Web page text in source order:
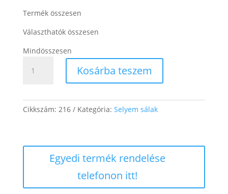
Termék összesen
Választhatók összesen
Mindösszesen
mennyiség
Kosárba teszem
Cikkszám: 216 Kategória: Selyem sálak
Egyedi termék rendelése
telefonon itt!